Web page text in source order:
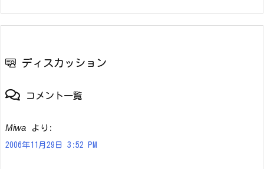
ディスカッション
コメント一覧
Miwa より:
2006年11月29日 3:52 PM